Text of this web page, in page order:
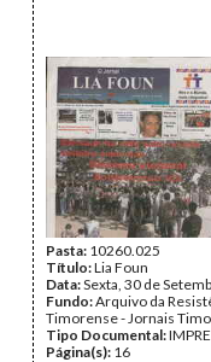
Pasta: 10260.025
Título:Lia Foun
Data:Sexta, 30 de
Fundo:Arquivo da
Timorense - Jornais
Tipo Documental:
Página(s): 16